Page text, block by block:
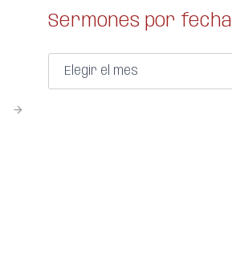
Sermones por fecha